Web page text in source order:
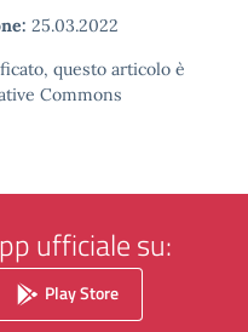
25.03.2022
questo articolo è
Commons
ufficiale su:
Play Store